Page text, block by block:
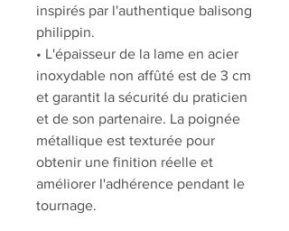
inspirés par l'authentique balisong
philippin.
• L'épaisseur de la lame en acier
inoxydable non affûté est de 3 cm
et garantit la sécurité du praticien
et de son partenaire. La poignée
métallique est texturée pour
obtenir une finition réelle et
améliorer l'adhérence pendant le
tournage.